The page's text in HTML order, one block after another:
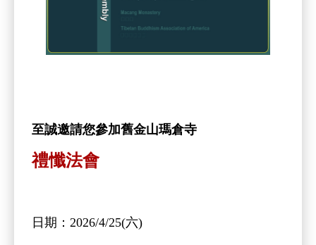
至誠邀請您參加舊金山瑪倉寺
禮懺法會
日期：2026/4/25(六)